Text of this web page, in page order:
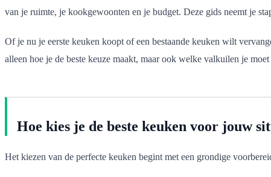
van je ruimte, je kookgewoonten en je budget. Deze gids neemt je
Of je nu je eerste keuken koopt of een bestaande keuken wilt
alleen hoe je de beste keuze maakt, maar ook welke valkuilen je
Hoe kies je de beste keuken voor jouw
Het kiezen van de perfecte keuken begint met een grondige